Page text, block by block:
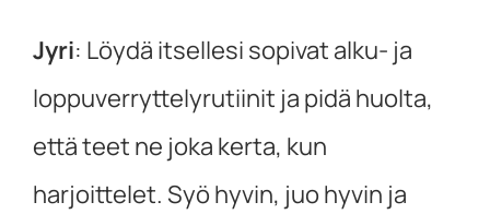
Jyri: Löydä itsellesi sopivat alku- ja
loppuverryttelyrutiinit ja pidä huolta,
että teet ne joka kerta, kun
harjoittelet. Syö hyvin, juo hyvin ja